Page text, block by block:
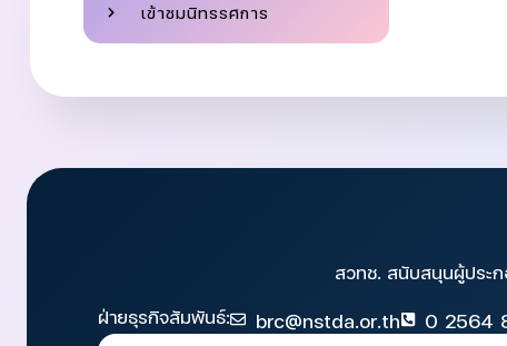
เข้าชมนิทรรศการ
สวทช. สนับสนุนผู้ประก
ฝ่ายธุรกิจสัมพันธ์:
brc@nstda.or.th 0 2564